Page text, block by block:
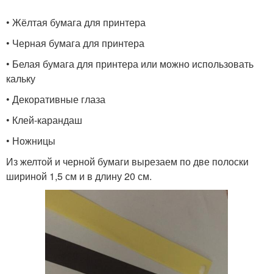
• Жёлтая бумага для принтера
• Черная бумага для принтера
• Белая бумага для принтера или можно использовать
кальку
• Декоративные глаза
• Клей-карандаш
• Ножницы
Из желтой и черной бумаги вырезаем по две полоски
шириной 1,5 см и в длину 20 см.